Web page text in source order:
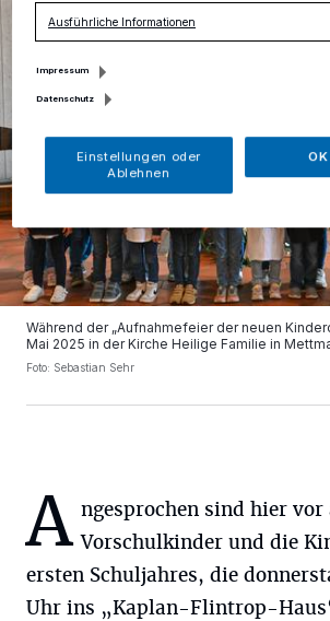
Während der „Aufnahmefeier der neuen
Mai 2025 in der Kirche Heilige Familie in
Foto: Sebastian Sehr
A ngesprochen sind hier vor
Vorschulkinder und die
ersten Schuljahres, die
Uhr ins „Kaplan-Flintrop-
Ausführliche Informationen
Impressum
Datenschutz
Einstellungen oder
Ablehnen
OK